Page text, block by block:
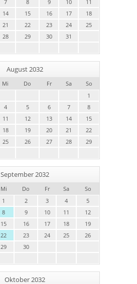
7 8 9 10
11
14 15 16 17
18
21 22 23 24
25
28 29 30 31
August 2032
Mi Do Fr Sa
So
1
4 5 6 7
8
11 12 13 14
15
18 19 20 21
22
25 26 27 28
29
September 2032
Mi Do Fr Sa
So
1
2 3 4
5
8 9 10 11
12
15 16 17 18
19
22 23 24 25
26
29 30
Oktober 2032